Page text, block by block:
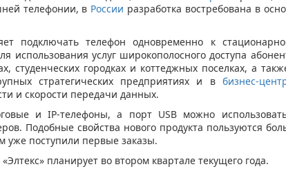
телефонии, в России разработка востребована в
подключать телефон одновременно к
использования услуг широкополосного доступа
студенческих городках и коттеджных поселках, а
стратегических предприятиях и в бизнес-
и скорости передачи данных.
и IP-телефоны, а порт USB можно
Подобные свойства нового продукта пользуются
поступили первые заказы.
планирует во втором квартале текущего года.